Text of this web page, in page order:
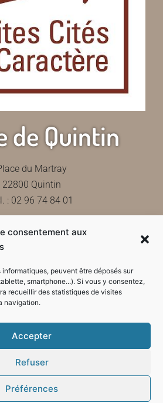
consentement aux
peuvent être déposés sur
smartphone...). Si vous y consentez,
recueillir des statistiques de visites
navigation.
Accepter
Refuser
Préférences
de Quintin
du Martray
22800 Quintin
: 02 96 74 84 01
de la mairie